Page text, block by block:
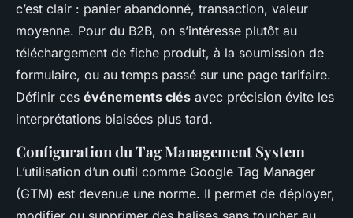
c’est clair : panier abandonné, transaction, valeur
moyenne. Pour du B2B, on s’intéresse plutôt au
téléchargement de fiche produit, à la soumission de
formulaire, ou au temps passé sur une page tarifaire.
Définir ces événements clés avec précision évite les
interprétations biaisées plus tard.
Configuration du Tag Management System
L’utilisation d’un outil comme Google Tag Manager
(GTM) est devenue une norme. Il permet de déployer,